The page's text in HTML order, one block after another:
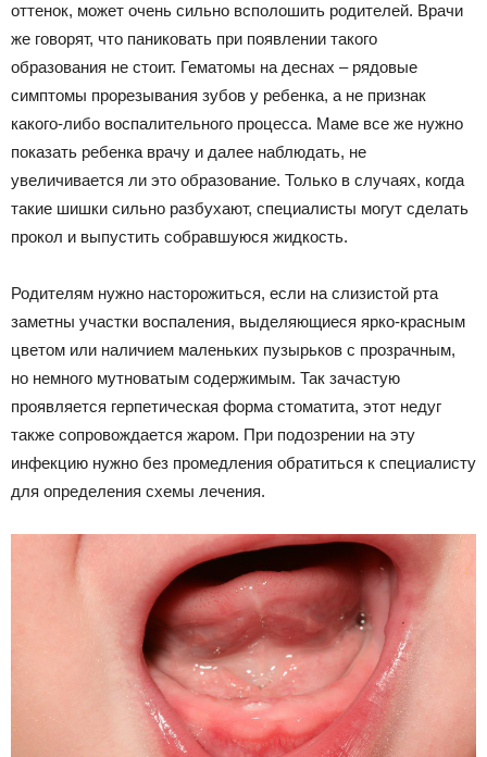
оттенок, может очень сильно всполошить родителей. Врачи
же говорят, что паниковать при появлении такого
образования не стоит. Гематомы на деснах – рядовые
симптомы прорезывания зубов у ребенка, а не признак
какого-либо воспалительного процесса. Маме все же нужно
показать ребенка врачу и далее наблюдать, не
увеличивается ли это образование. Только в случаях, когда
такие шишки сильно разбухают, специалисты могут сделать
прокол и выпустить собравшуюся жидкость.
Родителям нужно насторожиться, если на слизистой рта
заметны участки воспаления, выделяющиеся ярко-красным
цветом или наличием маленьких пузырьков с прозрачным,
но немного мутноватым содержимым. Так зачастую
проявляется герпетическая форма стоматита, этот недуг
также сопровождается жаром. При подозрении на эту
инфекцию нужно без промедления обратиться к специалисту
для определения схемы лечения.